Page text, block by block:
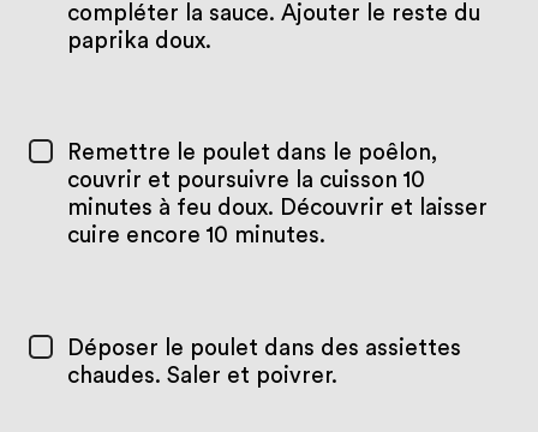
compléter la sauce. Ajouter le reste du
paprika doux.
Remettre le poulet dans le poêlon,
couvrir et poursuivre la cuisson 10
minutes à feu doux. Découvrir et laisser
cuire encore 10 minutes.
Déposer le poulet dans des assiettes
chaudes. Saler et poivrer.